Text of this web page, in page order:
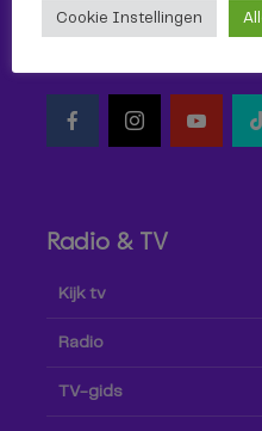
Volg Omroep Tilburg niet
Radio & TV
Kijk tv
Radio
TV-gids
Cookie Instellingen